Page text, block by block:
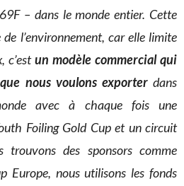
– dans le monde entier. Cette
l’environnement, car elle limite
c’estun modèle commercial qui
nous voulons exporterdans
avec à chaque fois une
Foiling Gold Cup et un circuit
trouvons des sponsors comme
Europe, nous utilisons les fonds